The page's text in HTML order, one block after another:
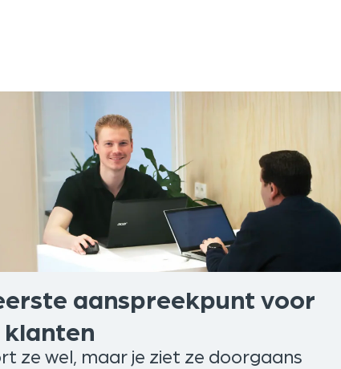
aanspreekpunt voor
klanten
ze wel, maar je ziet ze doorgaans